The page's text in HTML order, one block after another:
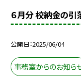
６月分 校納金の引
公開日 2025/06/04
事務室からのお知ら